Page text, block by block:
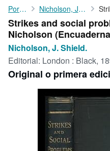
Mi cuenta
Consultar mis pedidos
Búsqueda avanzada
Colecciones
Libros antiguos
Arte y coleccionismo
Comenzar a vender
Portada Nicholson, J. Shield.
Strikes and social
Nicholson
Nicholson, J. Shield.
Editorial: London : Black,
Original o primera